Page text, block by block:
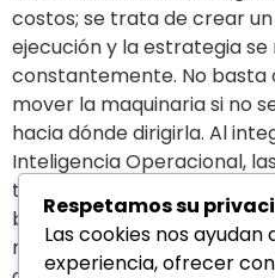
costos; se trata de crear
ejecución y la estrategia
constantemente. No
mover la maquinaria si no
hacia dónde dirigirla. Al
Inteligencia Operacional,
trabajar a ciegas y
basadas en realidades, no
músculo y el cerebro
Respetamos su
Las cookies nos ayudan
experiencia, ofrecer